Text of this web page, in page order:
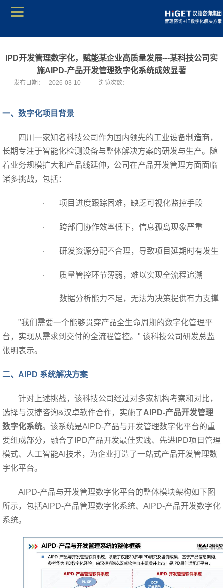
IPD开发管理数字化，赋能某企业高质量发展---某科技公司实
施AIPD-产品开发管理数字化系统成效显著
发布日期： 2026-03-10 浏览次数：
一、数字化项目背景
四川一家知名科技公司作为国内领先的工业设备制造商，
长期专注于智能化检测设备与整体解决方案的研发与生产。随
着业务规模扩大和产品线延伸，公司在产品开发管理方面面临
诸多挑战，包括：
· 项目进度跟踪困难，缺乏可视化监控手段
· 跨部门协作效率低下，信息孤岛现象严重
· 研发资源分配不合理，导致项目延期时有发生
· 质量管控环节薄弱，难以实现全流程追溯
· 数据分析能力不足，无法为决策提供有力支撑
"我们需要一个能够贯穿产品全生命周期的数字化管理平
台，实现从需求到交付的全流程管控。" 该科技公司研发总监
张明表示。
二、AIPD 系统解决方案
针对上述挑战，该科技公司经过对多家机构考察和对比，
选择与汉捷咨询&汉卓软件合作，实施了AIPD-产品开发管理
数字化系统。该系统是AIPD-产品与开发管理数字化平台的重
要组成部分，融合了IPD产品开发最佳实践、先进IPD项目管理
模式、人工智能AI技术，为企业打造了一站式产品开发管理数
字化平台。
AIPD-产品与开发管理数字化平台的整体模块架构如下图
所示，包括AIPD-产品管理数字化系统、AIPD-产品开发数字化
系统。